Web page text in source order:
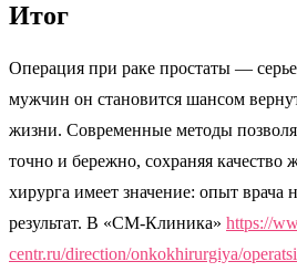
Итог
Операция при раке простаты —
мужчин он становится шансом
жизни. Современные методы
точно и бережно, сохраняя
хирурга имеет значение: опыт врача
результат. В «СМ-Клиника» https://
centr.ru/direction/onkokhirurgiya/